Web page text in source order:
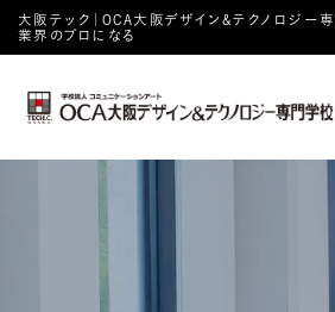
大阪テック｜OCA⼤阪デザイン&テクノロジー専
業界のプロになる